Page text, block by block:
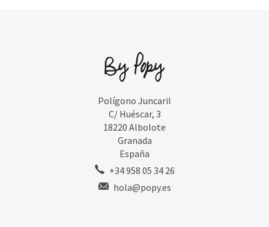
Polígono Juncaril
C/ Huéscar, 3
18220 Albolote
Granada
España
+34 958 05 34 26
hola@popy.es